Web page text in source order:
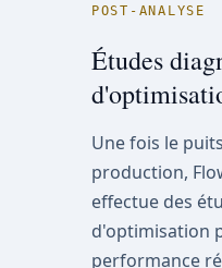
POST-ANALYSE
Études
Une fois le
production,
effectue des
d'optimisation
performance